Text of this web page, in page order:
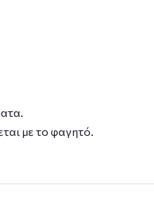
με το φαγητό.